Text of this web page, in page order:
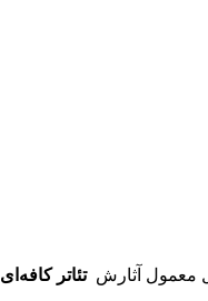
معمول آثارشتئاتر کافه‌ای